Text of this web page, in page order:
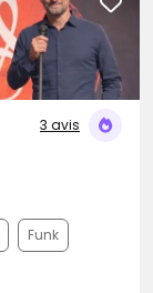
3 avis
Funk